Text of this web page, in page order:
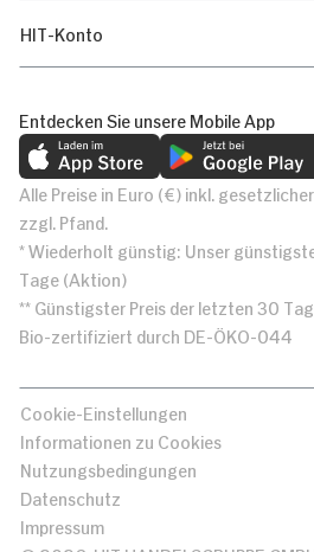
HIT-Konto
Entdecken Sie unsere Mobile App
Alle Preise in Euro (€) inkl.
zzgl. Pfand.
* Wiederholt günstig: Unser
Tage (Aktion)
** Günstigster Preis der letzten 30
Bio-zertifiziert durch DE-ÖKO-044
Cookie-Einstellungen
Informationen zu Cookies
Nutzungsbedingungen
Datenschutz
Impressum